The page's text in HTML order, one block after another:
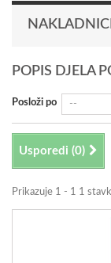
NAKLADNICI
POPIS DJELA
Posloži po
Usporedi (0)
Prikazuje 1 - 1 1